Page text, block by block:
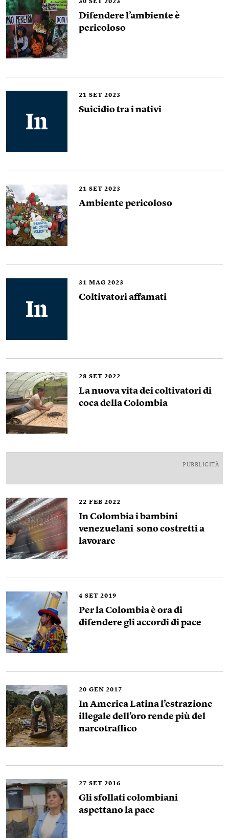
30 SET 2023
Difendere l’ambiente è
pericoloso
21 SET 2023
Suicidio tra i nativi
21 SET 2023
Ambiente pericoloso
31 MAG 2023
Coltivatori affamati
28 SET 2022
La nuova vita dei coltivatori di
coca della Colombia
PUBBLICITÀ
22 FEB 2022
In Colombia i bambini
venezuelani sono costretti a
lavorare
4 SET 2019
Per la Colombia è ora di
difendere gli accordi di pace
20 GEN 2017
In America Latina l’estrazione
illegale dell’oro rende più del
narcotraffico
27 SET 2016
Gli sfollati colombiani
aspettano la pace